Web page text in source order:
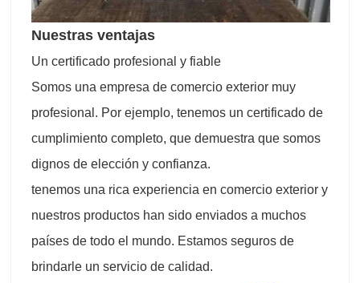
Nuestras ventajas
Un certificado profesional y fiable
Somos una empresa de comercio exterior muy
profesional. Por ejemplo, tenemos un certificado de
cumplimiento completo, que demuestra que somos
dignos de elección y confianza.
tenemos una rica experiencia en comercio exterior y
nuestros productos han sido enviados a muchos
países de todo el mundo. Estamos seguros de
brindarle un servicio de calidad.